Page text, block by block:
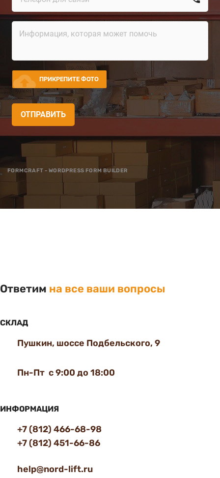
cloud_upload ПРИКРЕПИТЕ ФОТО
ОТПРАВИТЬ
FORMCRAFT - WORDPRESS FORM BUILDER
Ответим на все ваши вопросы
СКЛАД
Пушкин, шоссе Подбельского, 9
Пн-Пт с 9:00 до 18:00
ИНФОРМАЦИЯ
+7 (812) 466-68-98
+7 (812) 451-66-86
help@nord-lift.ru